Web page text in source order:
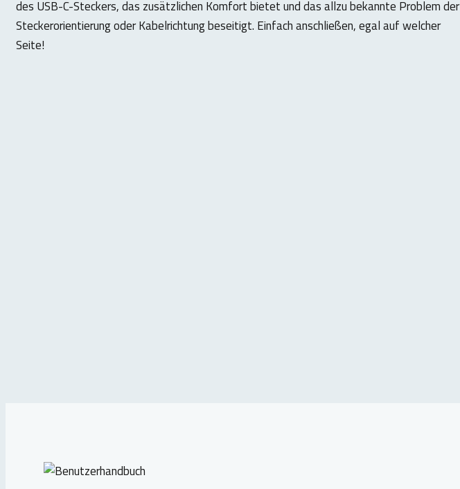
des USB-C-Steckers, das zusätzlichen Komfort bietet und das allzu bekannte Problem der
Steckerorientierung oder Kabelrichtung beseitigt. Einfach anschließen, egal auf welcher
Seite!